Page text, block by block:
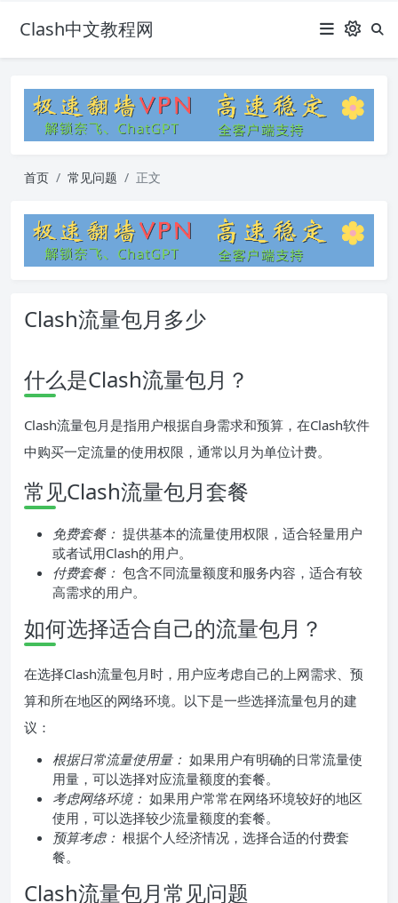
Clash中文教程网
首页 常见问题 正文
Clash流量包月多少
什么是Clash流量包月？
Clash流量包月是指用户根据自身需求和预算，在Clash软件
中购买一定流量的使用权限，通常以月为单位计费。
常见Clash流量包月套餐
免费套餐： 提供基本的流量使用权限，适合轻量用户
或者试用Clash的用户。
付费套餐： 包含不同流量额度和服务内容，适合有较
高需求的用户。
如何选择适合自己的流量包月？
在选择Clash流量包月时，用户应考虑自己的上网需求、预
算和所在地区的网络环境。以下是一些选择流量包月的建
议：
根据日常流量使用量： 如果用户有明确的日常流量使
用量，可以选择对应流量额度的套餐。
考虑网络环境： 如果用户常常在网络环境较好的地区
使用，可以选择较少流量额度的套餐。
预算考虑： 根据个人经济情况，选择合适的付费套
餐。
Clash流量包月常见问题